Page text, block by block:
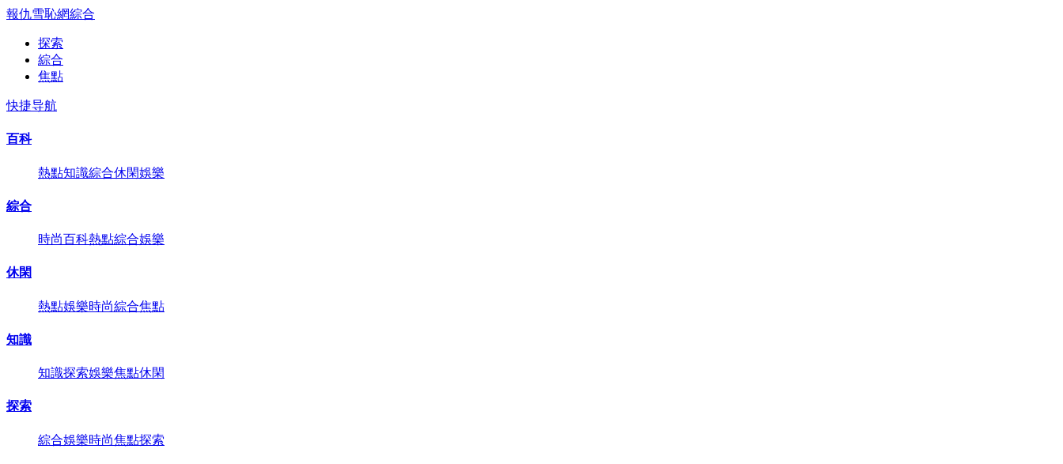
報仇雪恥網綜合
探索
綜合
焦點
快捷导航
百科
熱點知識綜合休閑娛樂
綜合
時尚百科熱點綜合娛樂
休閑
熱點娛樂時尚綜合焦點
知識
知識探索娛樂焦點休閑
探索
綜合娛樂時尚焦點探索